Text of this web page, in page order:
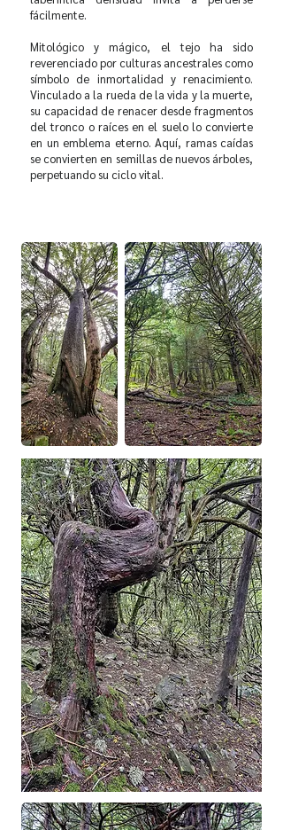
fácilmente.
Mitológico y mágico, el tejo ha sido
reverenciado por culturas ancestrales como
símbolo de inmortalidad y renacimiento.
Vinculado a la rueda de la vida y la muerte,
su capacidad de renacer desde fragmentos
del tronco o raíces en el suelo lo convierte
en un emblema eterno. Aquí, ramas caídas
se convierten en semillas de nuevos árboles,
perpetuando su ciclo vital.